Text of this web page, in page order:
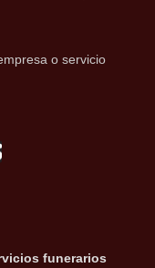
o servicio
funerarios